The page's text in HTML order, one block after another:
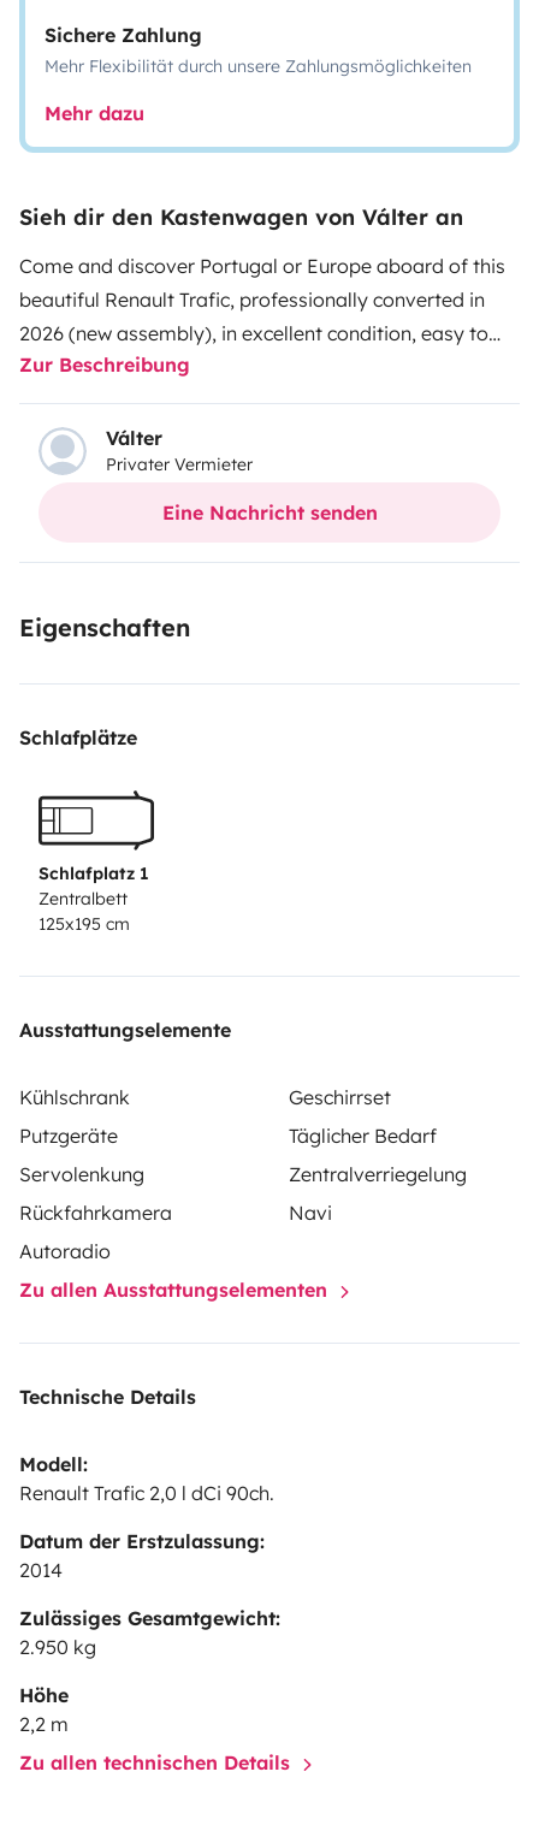
Sichere Zahlung
Mehr Flexibilität durch unsere Zahlungsmöglichkeiten
Mehr dazu
Sieh dir den Kastenwagen von Válter an
Come and discover Portugal or Europe aboard of this
beautiful Renault Trafic, professionally converted in
2026 (new assembly), in excellent condition, easy to
drive, allowing you to connect with nature in a simple
and comfortable way.
Equipped with:
- Flashlights;
- Outdoor table and chairs;
- Possibility of renting a SUP board.
Zur Beschreibung
Válter
Privater Vermieter
Eine Nachricht senden
Eigenschaften
Schlafplätze
Schlafplatz 1
Zentralbett
125x195 cm
Ausstattungselemente
Kühlschrank
Geschirrset
Putzgeräte
Täglicher Bedarf
Servolenkung
Zentralverriegelung
Rückfahrkamera
Navi
Autoradio
Zu allen Ausstattungselementen
Technische Details
Modell:
Renault Trafic 2,0 l dCi 90ch.
Datum der Erstzulassung:
2014
Zulässiges Gesamtgewicht:
2.950 kg
Höhe
2,2 m
Zu allen technischen Details